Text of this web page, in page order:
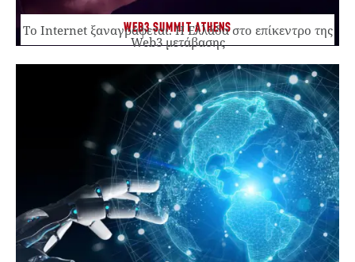
WEB3 SUMMIT ATHENS
Το Internet ξαναγράφεται. Η Ελλάδα στο επίκεντρο της
Web3 μετάβασης